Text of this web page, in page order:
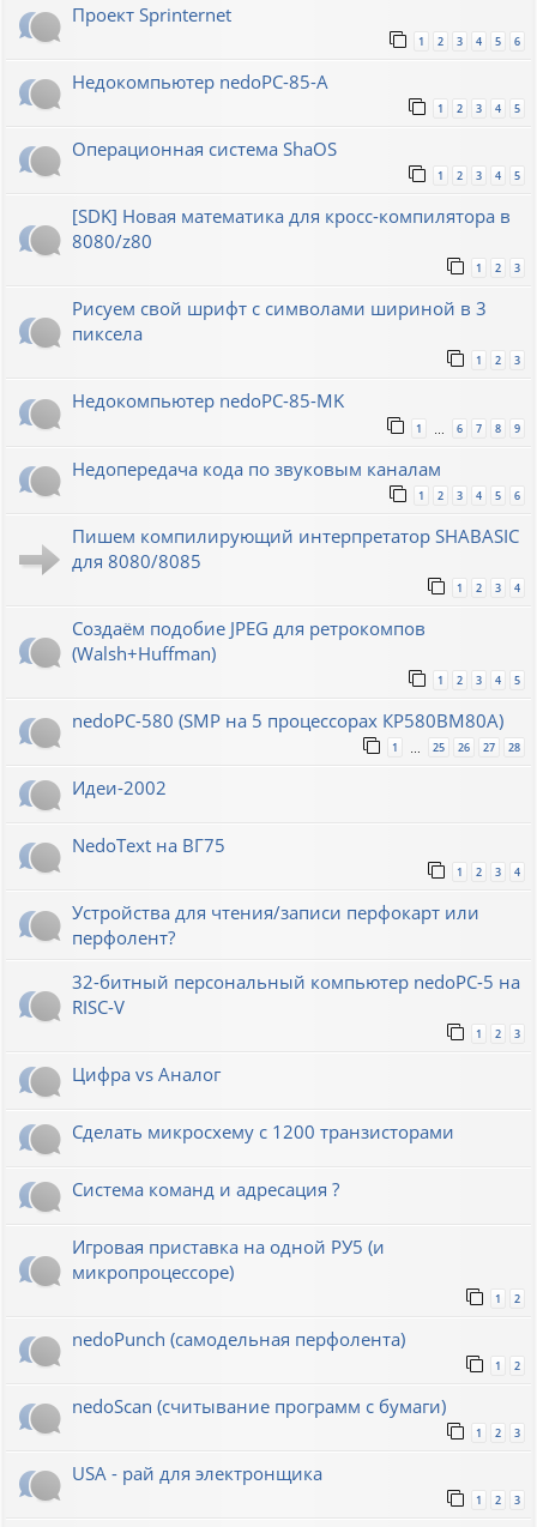
Проект Sprinternet
1 2 3 4 5 6
Недокомпьютер nedoPC-85-A
1 2 3 4 5
Операционная система ShaOS
1 2 3 4 5
[SDK] Новая математика для кросс-компилятора в
8080/z80
1 2 3
Рисуем свой шрифт с символами шириной в 3
пиксела
1 2 3
Недокомпьютер nedoPC-85-MK
1 6 7 8 9
Недопередача кода по звуковым каналам
1 2 3 4 5 6
Пишем компилирующий интерпретатор SHABASIC
для 8080/8085
1 2 3 4
Создаём подобие JPEG для ретрокомпов
(Walsh+Huffman)
1 2 3 4 5
nedoPC-580 (SMP на 5 процессорах КР580ВМ80А)
1 25 26 27 28
Идеи-2002
NedoText на ВГ75
1 2 3 4
Устройства для чтения/записи перфокарт или
перфолент?
32-битный персональный компьютер nedoPC-5 на
RISC-V
1 2 3
Цифра vs Аналог
Сделать микросхему с 1200 транзисторами
Система команд и адресация ?
Игровая приставка на одной РУ5 (и
микропроцессоре)
1 2
nedoPunch (самодельная перфолента)
1 2
nedoScan (считывание программ с бумаги)
1 2 3
USA - рай для электронщика
1 2 3